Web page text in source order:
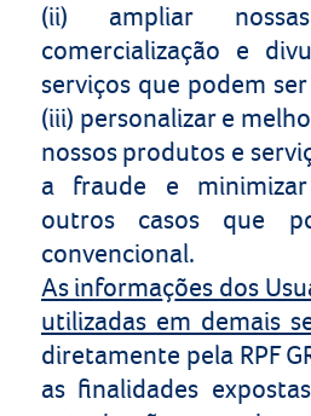
(ii) ampliar
comercialização e
serviços que podem
(iii) personalizar e
nossos produtos e
a fraude e
outros casos que
convencional.
As informações dos
utilizadas em demais
diretamente pela RPF
as finalidades